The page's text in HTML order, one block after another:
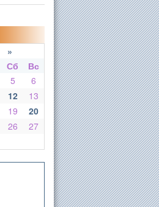
»
Сб
Вс
5
6
12
13
19
20
26
27